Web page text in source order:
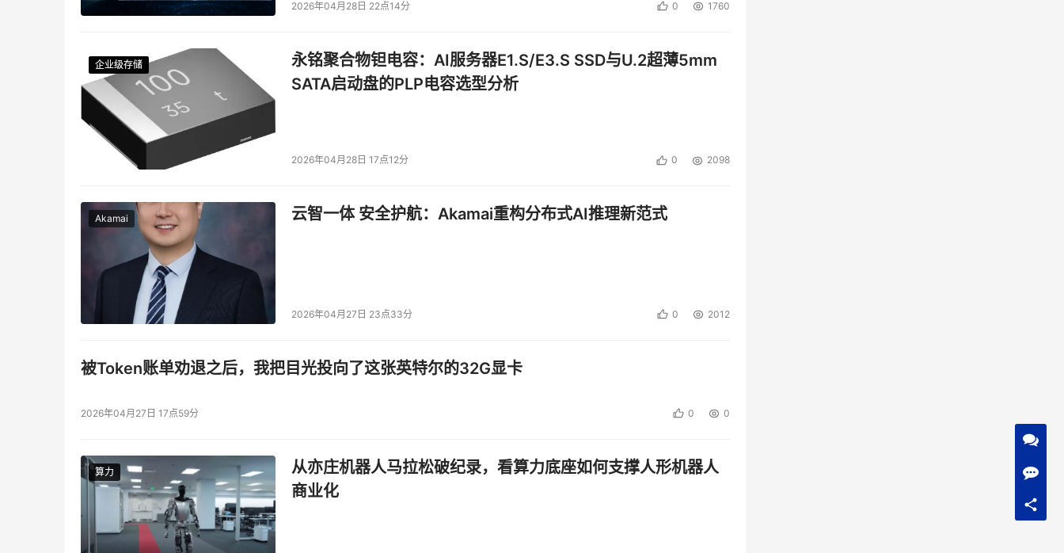
2026年04月28日 22点14分 0 1760
企业级存储
企业级存储
企业级存储
企业级存储
永铭聚合物钽电容：AI服务器E1.S/E3.S SSD与U.2超薄5mm
SATA启动盘的PLP电容选型分析
2026年04月28日 17点12分 0 2098
Akamai 云智一体 安全护航：Akamai重构分布式AI推理新范式
2026年04月27日 23点33分 0 2012
被Token账单劝退之后，我把目光投向了这张英特尔的32G显卡
2026年04月27日 17点59分 0 0
算力
算力
从亦庄机器人马拉松破纪录，看算力底座如何支撑人形机器人
商业化